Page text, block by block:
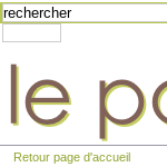
Retour page d'accueil